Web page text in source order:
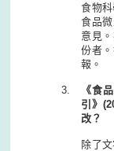
食物
食品
意見
份者
報。
《食
引》
改？
除了